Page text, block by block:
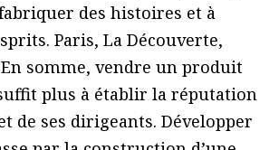
des histoires et à
Paris, La Découverte,
somme, vendre un produit
plus à établir la réputation
de ses dirigeants. Développer